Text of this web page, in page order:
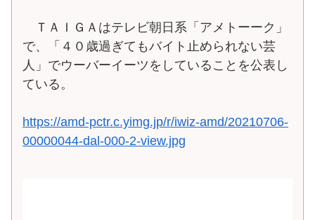
ＴＡＩＧＡはテレビ朝日系「アメトーーク」
で、「４０歳過ぎてもバイト止められない芸
人」でウーバーイーツをしていることを公表し
ている。
https://amd-pctr.c.yimg.jp/r/iwiz-amd/20210706-
00000044-dal-000-2-view.jpg